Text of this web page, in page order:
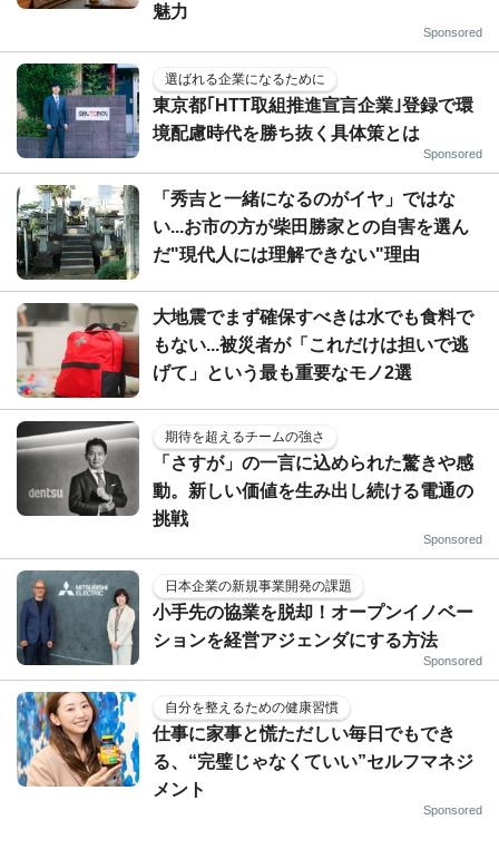
魅力
Sponsored
選ばれる企業になるために
東京都｢HTT取組推進宣言企業｣登録で環
境配慮時代を勝ち抜く具体策とは
Sponsored
「秀吉と一緒になるのがイヤ」ではな
い...お市の方が柴田勝家との自害を選ん
だ"現代人には理解できない"理由
大地震でまず確保すべきは水でも食料で
もない...被災者が「これだけは担いで逃
げて」という最も重要なモノ2選
期待を超えるチームの強さ
「さすが」の一言に込められた驚きや感
動。新しい価値を生み出し続ける電通の
挑戦
Sponsored
日本企業の新規事業開発の課題
小手先の協業を脱却！オープンイノベー
ションを経営アジェンダにする方法
Sponsored
自分を整えるための健康習慣
仕事に家事と慌ただしい毎日でもでき
る、“完璧じゃなくていい”セルフマネジ
メント
Sponsored